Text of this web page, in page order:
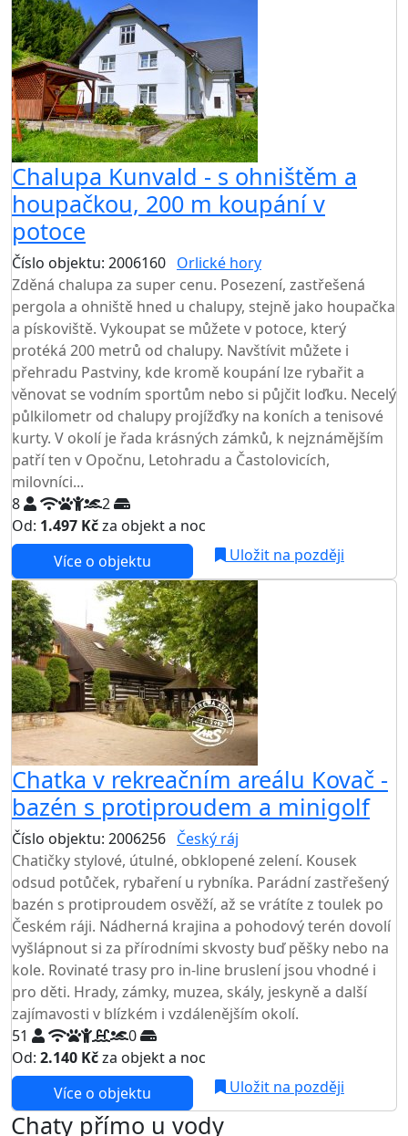
Chalupa Kunvald - s ohništěm a
houpačkou, 200 m koupání v
potoce
Číslo objektu: 2006160 Orlické hory
Zděná chalupa za super cenu. Posezení, zastřešená
pergola a ohniště hned u chalupy, stejně jako houpačka
a pískoviště. Vykoupat se můžete v potoce, který
protéká 200 metrů od chalupy. Navštívit můžete i
přehradu Pastviny, kde kromě koupání lze rybařit a
věnovat se vodním sportům nebo si půjčit loďku. Necelý
půlkilometr od chalupy projížďky na koních a tenisové
kurty. V okolí je řada krásných zámků, k nejznámějším
patří ten v Opočnu, Letohradu a Častolovicích,
milovníci...
8
2
Od: 1.497 Kčza objekt a noc
Více o objektu
Uložit na později
Chatka v rekreačním areálu Kovač -
bazén s protiproudem a minigolf
Číslo objektu: 2006256 Český ráj
Chatičky stylové, útulné, obklopené zelení. Kousek
odsud potůček, rybaření u rybníka. Parádní zastřešený
bazén s protiproudem osvěží, až se vrátíte z toulek po
Českém ráji. Nádherná krajina a pohodový terén dovolí
vyšlápnout si za přírodními skvosty buď pěšky nebo na
kole. Rovinaté trasy pro in-line bruslení jsou vhodné i
pro děti. Hrady, zámky, muzea, skály, jeskyně a další
zajímavosti v blízkém i vzdálenějším okolí.
51
0
Od: 2.140 Kčza objekt a noc
Více o objektu Uložit na později
Chaty přímo u vody